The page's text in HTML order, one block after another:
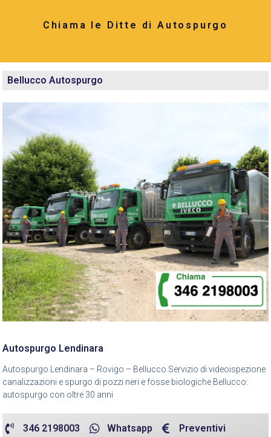
Chiama le Ditte di Autospurgo
Bellucco Autospurgo
Autospurgo Lendinara
Autospurgo Lendinara – Rovigo – Bellucco Servizio di videoispezione
canalizzazioni e spurgo di pozzi neri e fosse biologiche Bellucco:
autospurgo con oltre 30 anni
346 2198003 Whatsapp Preventivi